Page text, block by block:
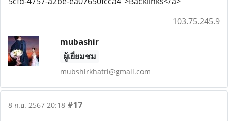
103.75.245.9
mubashir
ผู้เยี่ยมชม
mubshirkhatri@gmail.com
8 ก.ย. 2567 20:18 #17